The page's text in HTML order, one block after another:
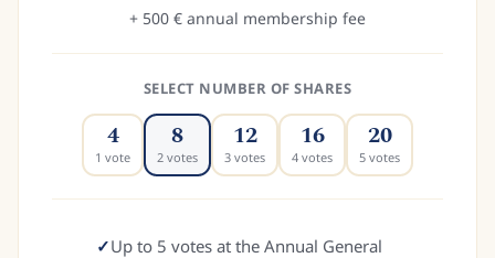
+ 500 € annual membership fee
SELECT NUMBER OF SHARES
4
1 vote
8
2 votes
12
3 votes
16
4 votes
20
5 votes
✓Up to 5 votes at the Annual General